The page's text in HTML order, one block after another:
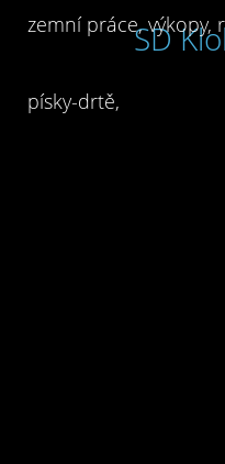
zemní práce,
písky-drtě,
SD